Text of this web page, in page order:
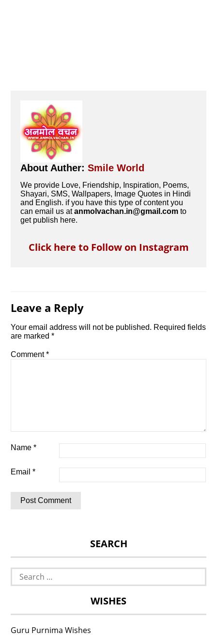
About Auther:Smile World
We provide Love, Friendship, Inspiration, Poems,
Shayari, SMS, Wallpapers, Image Quotes in Hindi
and English. if you have this type of content you
can email us atanmolvachan.in@gmail.com to
get publish here.
Click here to Follow on Instagram
Leave a Reply
Your email address will not be published. Required fields
are marked*
Comment*
Name*
Email*
SEARCH
Search
for:
WISHES
Guru Purnima Wishes